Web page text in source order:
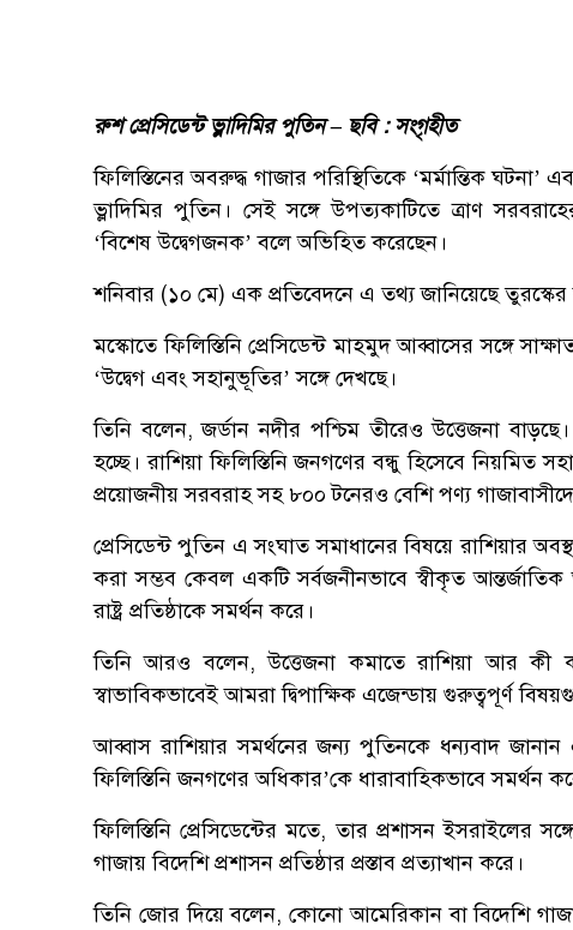
রুশ প্রেসিডেন্ট ভ্লাদিমির পুতিন – ছবি : সংগৃহীত
ফিলিস্তিনের অবরুদ্ধ গাজার পরিস্থিতিকে ‘মর্মান্তিক ঘটনা’
ভ্লাদিমির পুতিন। সেই সঙ্গে উপত্যকাটিতে ত্রাণ
‘বিশেষ উদ্বেগজনক’ বলে অভিহিত করেছেন।
শনিবার (১০ মে) এক প্রতিবেদনে এ তথ্য জানিয়েছে তুরস্কের
মস্কোতে ফিলিস্তিনি প্রেসিডেন্ট মাহমুদ আব্বাসের সঙ্গে
‘উদ্বেগ এবং সহানুভূতির’ সঙ্গে দেখছে।
তিনি বলেন, জর্ডান নদীর পশ্চিম তীরেও উত্তেজনা
হচ্ছে। রাশিয়া ফিলিস্তিনি জনগণের বন্ধু হিসেবে
প্রয়োজনীয় সরবরাহ সহ ৮০০ টনেরও বেশি পণ্য
প্রেসিডেন্ট পুতিন এ সংঘাত সমাধানের বিষয়ে রাশিয়ার
করা সম্ভব কেবল একটি সর্বজনীনভাবে স্বীকৃত
রাষ্ট্র প্রতিষ্ঠাকে সমর্থন করে।
তিনি আরও বলেন, উত্তেজনা কমাতে রাশিয়া আর কী
স্বাভাবিকভাবেই আমরা দ্বিপাক্ষিক এজেন্ডায় গুরুত্বপূর্ণ
আব্বাস রাশিয়ার সমর্থনের জন্য পুতিনকে ধন্যবাদ জানান
ফিলিস্তিনি জনগণের অধিকার’কে ধারাবাহিকভাবে সমর্থন
ফিলিস্তিনি প্রেসিডেন্টের মতে, তার প্রশাসন ইসরাইলের
গাজায় বিদেশি প্রশাসন প্রতিষ্ঠার প্রস্তাব প্রত্যাখান করে।
তিনি জোর দিয়ে বলেন, কোনো আমেরিকান বা বিদেশি